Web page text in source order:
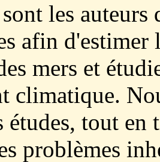
les auteurs
afin d'estimer
mers et
climatique.
études, tout en
problèmes